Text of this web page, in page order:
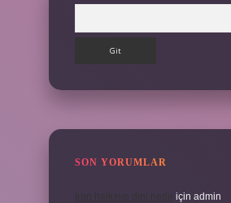
SON YORUMLAR
için admin